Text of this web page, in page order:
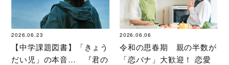
2026.06.23
【中学課題図書】「きょう
だい児」の本音… 『君の
2026.06.06
令和の思春期 親の半数が
「恋バナ」大歓迎！ 恋愛